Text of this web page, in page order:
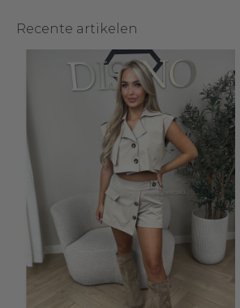
Recente artikelen